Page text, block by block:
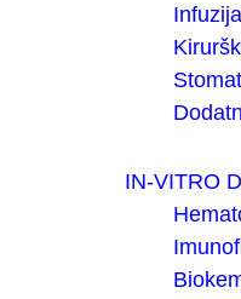
Infuzija
IN-VITRO